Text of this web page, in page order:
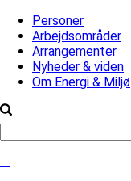
Personer
Arbejdsområder
Arrangementer
Nyheder & viden
Om Energi & Miljø